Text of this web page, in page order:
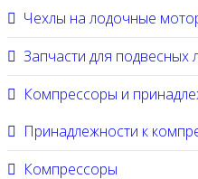
Чехлы на лодочные
Запчасти для
Компрессоры и
Принадлежности к
Компрессоры